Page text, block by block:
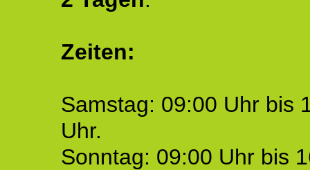
Zeiten:
Samstag: 09:00 Uhr bis
Uhr.
Sonntag: 09:00 Uhr bis